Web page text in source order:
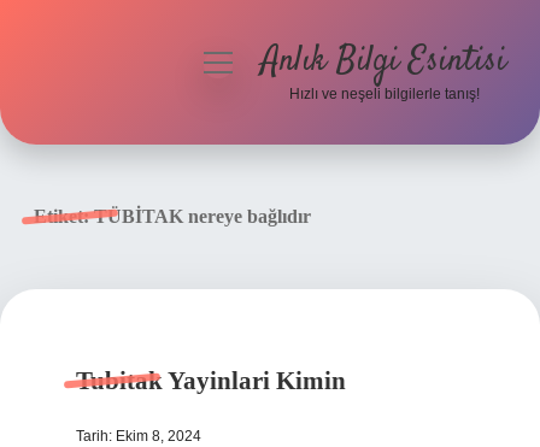
menüyüAnlık Bilgi Esintisi
Hızlı ve neşeli bilgilerle tanış!
Etiket:TÜBİTAK nereye bağlıdır
Tubitak Yayinlari Kimin
Tarih: Ekim 8, 2024